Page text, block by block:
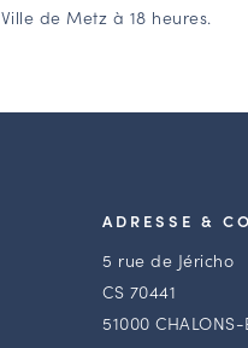
de Metz à 18 heures.
ADRESSE &
5 rue de Jéricho
CS 70441
51000